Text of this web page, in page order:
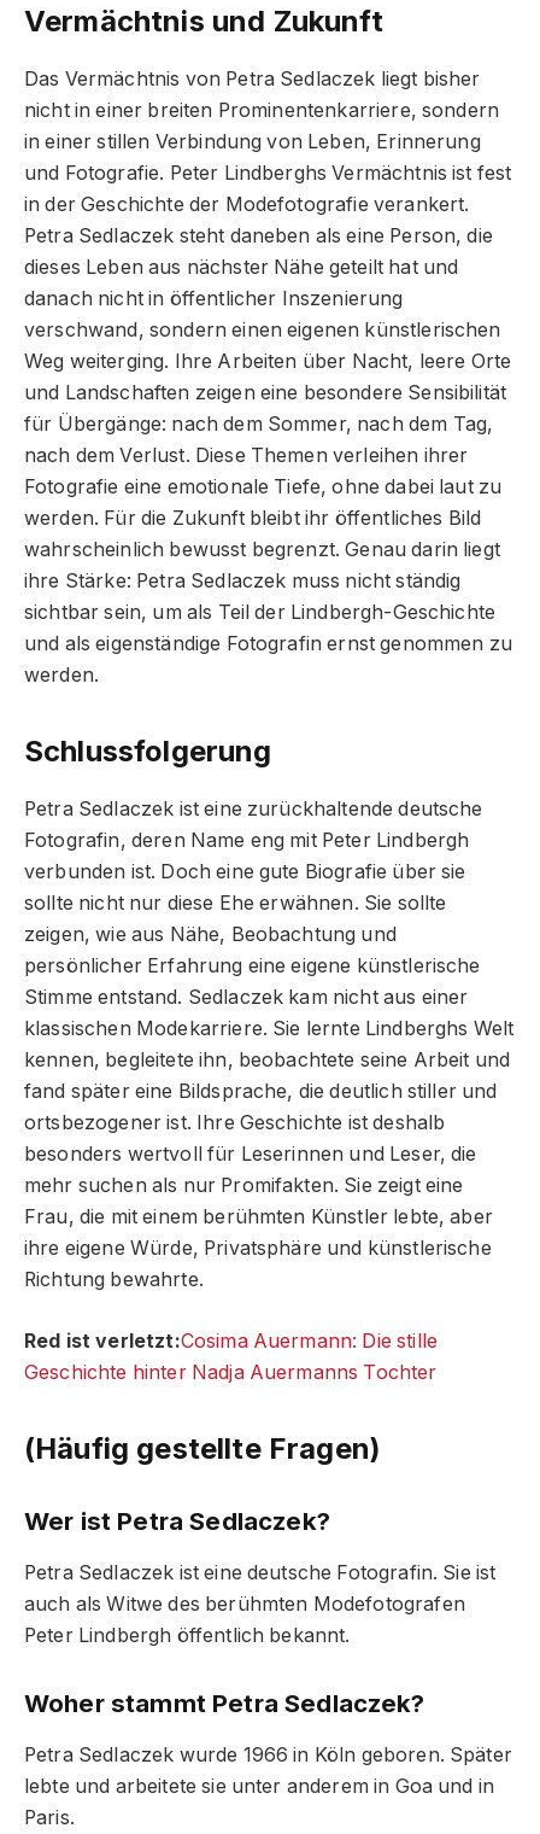
Vermächtnis und Zukunft
Das Vermächtnis von Petra Sedlaczek liegt bisher
nicht in einer breiten Prominentenkarriere, sondern
in einer stillen Verbindung von Leben, Erinnerung
und Fotografie. Peter Lindberghs Vermächtnis ist fest
in der Geschichte der Modefotografie verankert.
Petra Sedlaczek steht daneben als eine Person, die
dieses Leben aus nächster Nähe geteilt hat und
danach nicht in öffentlicher Inszenierung
verschwand, sondern einen eigenen künstlerischen
Weg weiterging. Ihre Arbeiten über Nacht, leere Orte
und Landschaften zeigen eine besondere Sensibilität
für Übergänge: nach dem Sommer, nach dem Tag,
nach dem Verlust. Diese Themen verleihen ihrer
Fotografie eine emotionale Tiefe, ohne dabei laut zu
werden. Für die Zukunft bleibt ihr öffentliches Bild
wahrscheinlich bewusst begrenzt. Genau darin liegt
ihre Stärke: Petra Sedlaczek muss nicht ständig
sichtbar sein, um als Teil der Lindbergh-Geschichte
und als eigenständige Fotografin ernst genommen zu
werden.
Schlussfolgerung
Petra Sedlaczek ist eine zurückhaltende deutsche
Fotografin, deren Name eng mit Peter Lindbergh
verbunden ist. Doch eine gute Biografie über sie
sollte nicht nur diese Ehe erwähnen. Sie sollte
zeigen, wie aus Nähe, Beobachtung und
persönlicher Erfahrung eine eigene künstlerische
Stimme entstand. Sedlaczek kam nicht aus einer
klassischen Modekarriere. Sie lernte Lindberghs Welt
kennen, begleitete ihn, beobachtete seine Arbeit und
fand später eine Bildsprache, die deutlich stiller und
ortsbezogener ist. Ihre Geschichte ist deshalb
besonders wertvoll für Leserinnen und Leser, die
mehr suchen als nur Promifakten. Sie zeigt eine
Frau, die mit einem berühmten Künstler lebte, aber
ihre eigene Würde, Privatsphäre und künstlerische
Richtung bewahrte.
Red ist verletzt:Cosima Auermann: Die stille
Geschichte hinter Nadja Auermanns Tochter
(Häufig gestellte Fragen)
Wer ist Petra Sedlaczek?
Petra Sedlaczek ist eine deutsche Fotografin. Sie ist
auch als Witwe des berühmten Modefotografen
Peter Lindbergh öffentlich bekannt.
Woher stammt Petra Sedlaczek?
Petra Sedlaczek wurde 1966 in Köln geboren. Später
lebte und arbeitete sie unter anderem in Goa und in
Paris.